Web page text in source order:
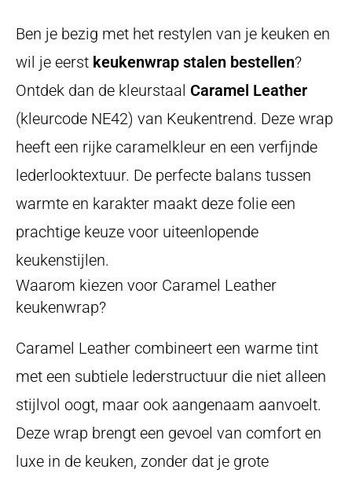
Ben je bezig met het restylen van je keuken en
wil je eerst keukenwrap stalen bestellen?
Ontdek dan de kleurstaal Caramel Leather
(kleurcode NE42) van Keukentrend. Deze wrap
heeft een rijke caramelkleur en een verfijnde
lederlooktextuur. De perfecte balans tussen
warmte en karakter maakt deze folie een
prachtige keuze voor uiteenlopende
keukenstijlen.
Waarom kiezen voor Caramel Leather
keukenwrap?
Caramel Leather combineert een warme tint
met een subtiele lederstructuur die niet alleen
stijlvol oogt, maar ook aangenaam aanvoelt.
Deze wrap brengt een gevoel van comfort en
luxe in de keuken, zonder dat je grote